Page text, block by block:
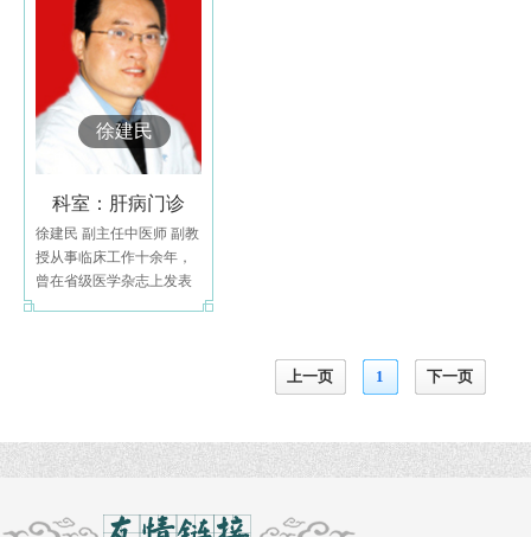
徐建民
科室：肝病门诊
徐建民 副主任中医师 副教
授从事临床工作十余年，
曾在省级医学杂志上发表
上一页 1 下一页